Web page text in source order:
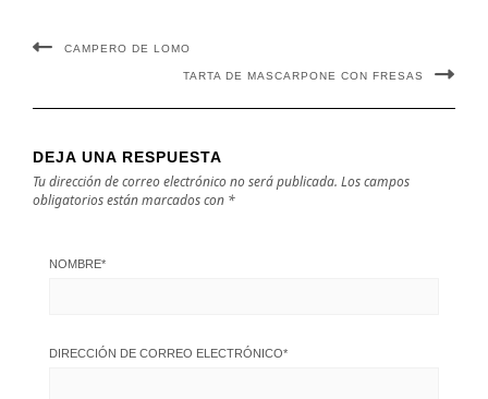
CAMPERO DE LOMO
TARTA DE MASCARPONE CON FRESAS
DEJA UNA RESPUESTA
Tu dirección de correo electrónico no será publicada. Los campos
obligatorios están marcados con *
NOMBRE*
DIRECCIÓN DE CORREO ELECTRÓNICO*